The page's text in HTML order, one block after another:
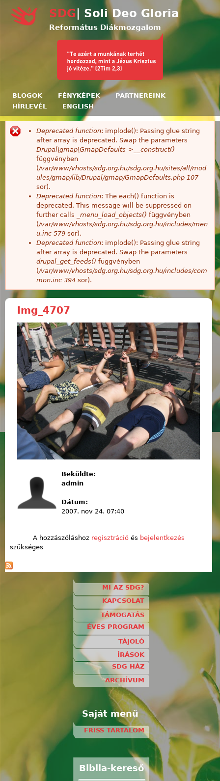
Ugrás a tartalomra
SDG | Soli Deo Gloria
Református Diákmozgalom
BLOGOK FÉNYKÉPEK
PARTNEREINK
HÍRLEVÉL
ENGLISH
Hibaüzenet
Deprecated function: implode(): Passing glue string
after array is deprecated. Swap the parameters
Drupal\gmap\GmapDefaults->__construct()
függvényben
(/var/www/vhosts/sdg.org.hu/sdg.org.hu/sites/all/mod
ules/gmap/lib/Drupal/gmap/GmapDefaults.php 107
sor).
Deprecated function: The each() function is
deprecated. This message will be suppressed on
further calls
_menu_load_objects() függvényben
(/var/www/vhosts/sdg.org.hu/sdg.org.hu/includes/men
u.inc 579 sor).
Deprecated function: implode(): Passing glue string
after array is deprecated. Swap the parameters
drupal_get_feeds() függvényben
(/var/www/vhosts/sdg.org.hu/sdg.org.hu/includes/com
mon.inc 394 sor).
img_4707
Beküldte:
admin
Dátum:
2007. nov 24. 07:40
A hozzászóláshoz regisztrációés bejelentkezés
szükséges
MI AZ SDG?
KAPCSOLAT
TÁMOGATÁS
ÉVES PROGRAM
TÁJOLÓ
ÍRÁSOK
SDG HÁZ
ARCHÍVUM
Saját menü
FRISS TARTALOM
Biblia-kereső